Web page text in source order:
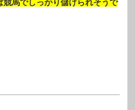
競馬でしっかり儲けられそうで